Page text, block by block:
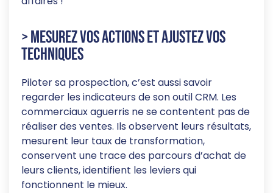
> Mesurez vos actions et ajustez vos
techniques
Piloter sa prospection, c’est aussi savoir
regarder les indicateurs de son outil CRM. Les
commerciaux aguerris ne se contentent pas de
réaliser des ventes. Ils observent leurs résultats,
mesurent leur taux de transformation,
conservent une trace des parcours d’achat de
leurs clients, identifient les leviers qui
fonctionnent le mieux.